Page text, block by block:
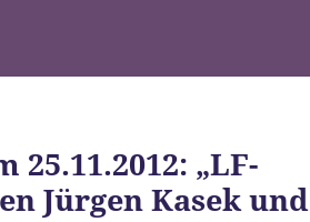
25.11.2012: „LF-
Jürgen Kasek und